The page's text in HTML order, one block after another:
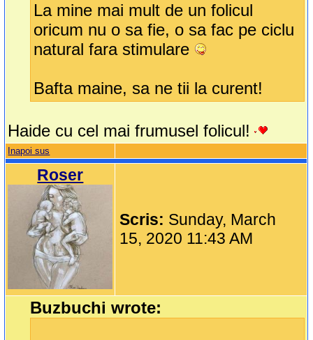
La mine mai mult de un folicul
oricum nu o sa fie, o sa fac pe ciclu
natural fara stimulare
Bafta maine, sa ne tii la curent!
Haide cu cel mai frumusel folicul!
Inapoi sus
Roser
Scris: Sunday, March
15, 2020 11:43 AM
Buzbuchi wrote: